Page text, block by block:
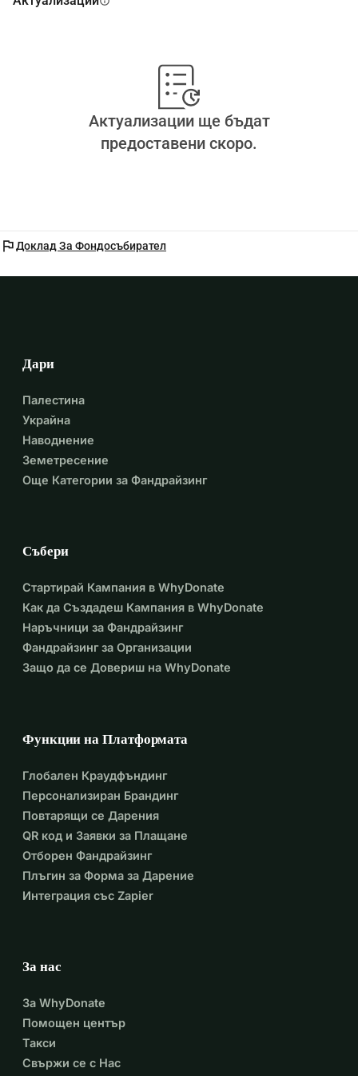
SOS ANIMAL EN DETRESSE
Актуализации ще бъдат
предоставени скоро.
flagДоклад За Фондосъбирател
Дари
Палестина
Украйна
Наводнение
Земетресение
Още Категории за Фандрайзинг
Събери
Стартирай Кампания в WhyDonate
Как да Създадеш Кампания в WhyDonate
Наръчници за Фандрайзинг
Фандрайзинг за Организации
Защо да се Довериш на WhyDonate
Функции на Платформата
Глобален Краудфъндинг
Персонализиран Брандинг
Повтарящи се Дарения
QR код и Заявки за Плащане
Отборен Фандрайзинг
Плъгин за Форма за Дарение
Интеграция със Zapier
За нас
За WhyDonate
Помощен център
Такси
Свържи се с Нас